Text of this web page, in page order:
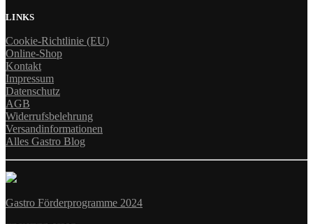
LINKS
Cookie-Richtlinie (EU)
Online-Shop
Kontakt
Impressum
Datenschutz
AGB
Widerrufsbelehrung
Versandinformationen
Alles Gastro Blog
Gastro Förderprogramme 2024